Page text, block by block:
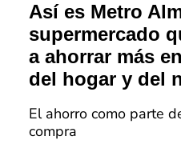
Así es Metro
supermercado
a ahorrar más
del hogar y del
El ahorro como parte
compra